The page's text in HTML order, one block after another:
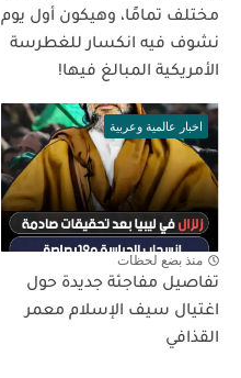
مختلف تمامًا، وهيكون أول يوم
نشوف فيه انكسار للغطرسة
الأمريكية المبالغ فيها!
اخبار عالمية وعربية
منذ بضع لحظات
تفاصيل مفاجئة جديدة حول
اغتيال سيف الإسلام معمر
القذافي